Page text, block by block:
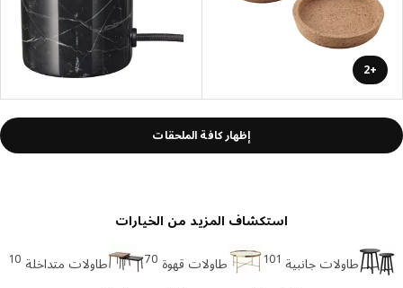
+2
إظهار كافة الملحقات
استكشاف المزيد من الخيارات
طاولات جانبية 101 طاولات قهوة 70 طاولات متداخلة 10